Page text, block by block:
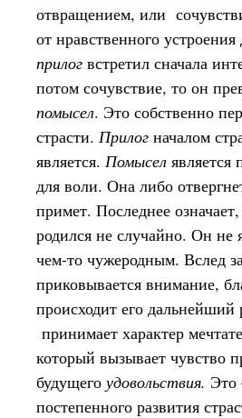
отвращением, или
от нравственного
прилог встретил сначала
потом сочувствие, то он
помысел. Это собственно
страсти. Прилог началом
является. Помысел
для воли. Она либо
примет. Последнее
родился не случайно. Он не
чем-то чужеродным. Вслед
приковывается внимание,
происходит его дальнейший
принимает характер
который вызывает чувство
будущего удовольствия. Это
постепенного развития